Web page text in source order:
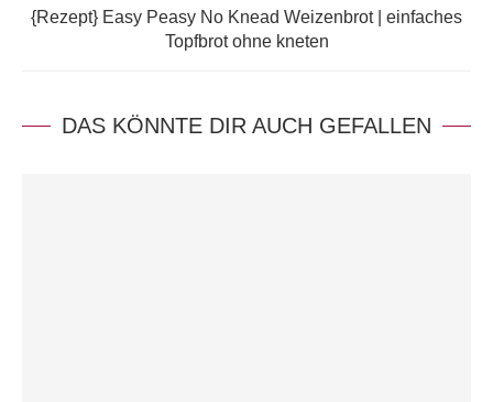
{Rezept} Easy Peasy No Knead Weizenbrot | einfaches
Topfbrot ohne kneten
DAS KÖNNTE DIR AUCH GEFALLEN